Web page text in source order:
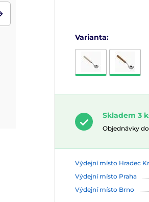
Varianta:
Skladem 3
Objednávky
Výdejní místo Hradec
Výdejní místo Praha
Výdejní místo Brno